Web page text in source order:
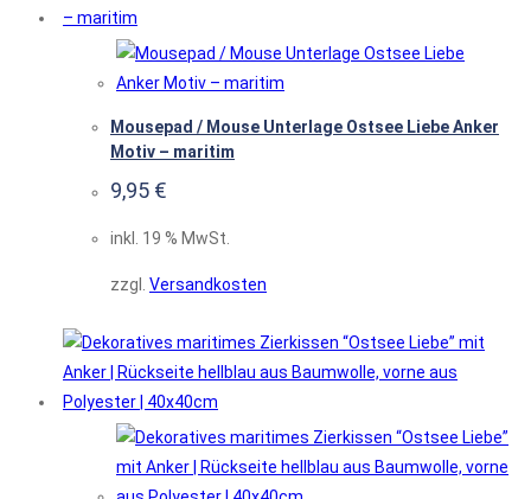
Mousepad / Mouse Unterlage Ostsee Liebe Anker
Motiv – maritim
9,95 €
inkl. 19 % MwSt.
zzgl. Versandkosten